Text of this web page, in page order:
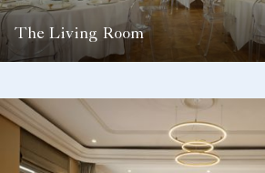
The Living Room